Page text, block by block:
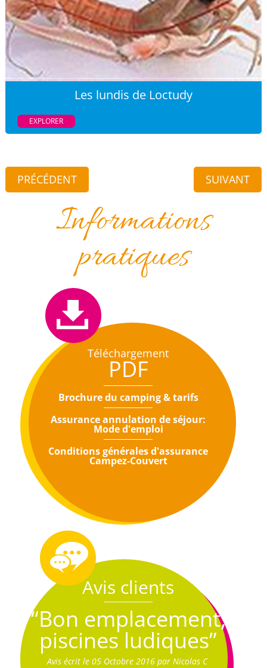
Les lundis de Loctudy
EXPLORER
PRÉCÉDENT SUIVANT
Informations
pratiques
Téléchargement
PDF
Brochure du camping & tarifs
Assurance annulation de séjour:
Mode d'emploi
Conditions générales d'assurance
Campez-Couvert
Avis clients
“Bon emplacement,
piscines ludiques”
Avis écrit le 05 Octobre 2016 par Nicolas C